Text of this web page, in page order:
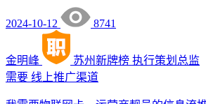
2024-10-12 8741
金明峰 苏州新牌榜 执行策划总监
需要 线上推广渠道